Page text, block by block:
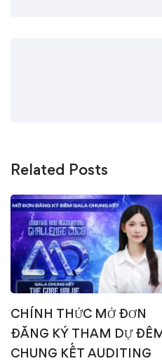
Related Posts
CHÍNH THỨC MỞ ĐƠN
ĐĂNG KÝ THAM DỰ
CHUNG KẾT AUDITING